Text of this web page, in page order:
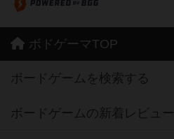
ボドゲーマTOP
ボードゲームを検索する
ボードゲームの新着レビュー